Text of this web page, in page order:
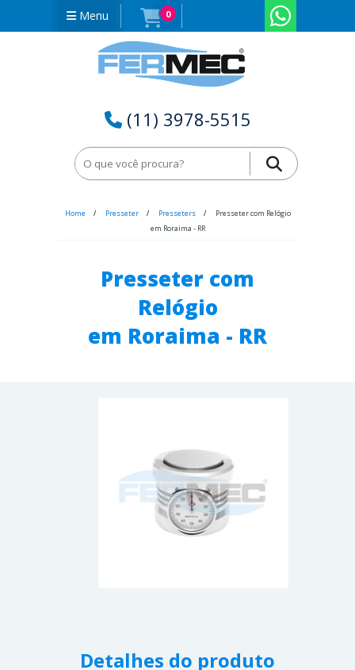
Menu 0
(11) 3978-5515
Home Presseter Presseters
Presseter com Relógio
em Roraima - RR
Presseter com
Relógio
em Roraima - RR
Detalhes do produto